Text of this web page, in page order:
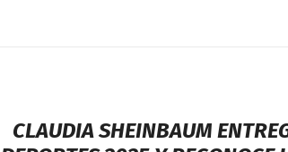
CLAUDIA SHEINBAUM